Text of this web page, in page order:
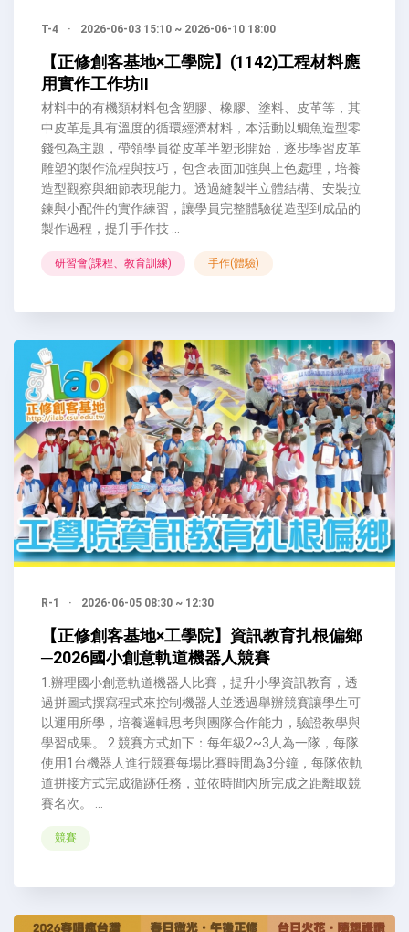
T-4 · 2026-06-03 15:10 ~ 2026-06-10 18:00
【正修創客基地×工學院】(1142)工程材料應
用實作工作坊II
材料中的有機類材料包含塑膠、橡膠、塗料、皮革等，其
中皮革是具有溫度的循環經濟材料，本活動以鯛魚造型零
錢包為主題，帶領學員從皮革半塑形開始，逐步學習皮革
雕塑的製作流程與技巧，包含表面加強與上色處理，培養
造型觀察與細節表現能力。透過縫製半立體結構、安裝拉
鍊與小配件的實作練習，讓學員完整體驗從造型到成品的
製作過程，提升手作技 ...
研習會(課程、教育訓練) 手作(體驗)
R-1 · 2026-06-05 08:30 ~ 12:30
【正修創客基地×工學院】資訊教育扎根偏鄉
─2026國小創意軌道機器人競賽
1.辦理國小創意軌道機器人比賽，提升小學資訊教育，透
過拼圖式撰寫程式來控制機器人並透過舉辦競賽讓學生可
以運用所學，培養邏輯思考與團隊合作能力，驗證教學與
學習成果。 2.競賽方式如下：每年級2~3人為一隊，每隊
使用1台機器人進行競賽每場比賽時間為3分鐘，每隊依軌
道拼接方式完成循跡任務，並依時間內所完成之距離取競
賽名次。 ...
競賽